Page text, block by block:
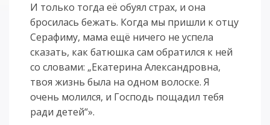
И только тогда её обуял страх, и она
бросилась бежать. Когда мы пришли к отцу
Серафиму, мама ещё ничего не успела
сказать, как батюшка сам обратился к ней
со словами: „Екатерина Александровна,
твоя жизнь была на одном волоске. Я
очень молился, и Господь пощадил тебя
ради детей“».